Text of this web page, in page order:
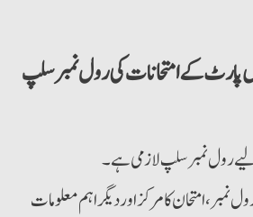
پارٹ کے امتحانات کی رول نمبر سلپ
رول نمبر سلپ لازمی ہے۔
نمبر، امتحان کا مرکز اور دیگر اہم معلومات